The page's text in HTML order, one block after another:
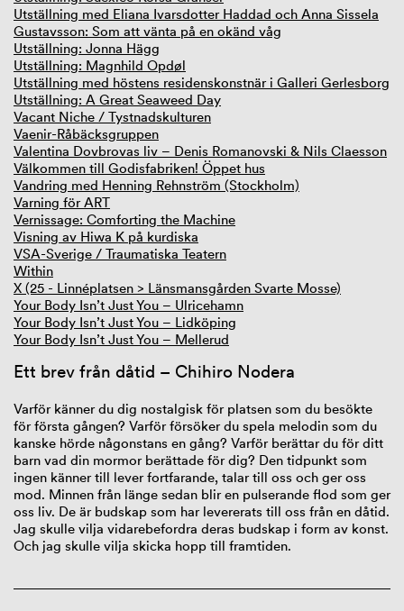
Utställning med Eliana Ivarsdotter Haddad och Anna Sissela
Gustavsson: Som att vänta på en okänd våg
Utställning: Jonna Hägg
Utställning: Magnhild Opdøl
Utställning med höstens residenskonstnär i Galleri Gerlesborg
Utställning: A Great Seaweed Day
Vacant Niche / Tystnadskulturen
Vaenir-Råbäcksgruppen
Valentina Dovbrovas liv – Denis Romanovski & Nils Claesson
Välkommen till Godisfabriken! Öppet hus
Vandring med Henning Rehnström (Stockholm)
Varning för ART
Vernissage: Comforting the Machine
Visning av Hiwa K på kurdiska
VSA-Sverige / Traumatiska Teatern
Within
X (25 - Linnéplatsen > Länsmansgården Svarte Mosse)
Your Body Isn’t Just You – Ulricehamn
Your Body Isn’t Just You – Lidköping
Your Body Isn’t Just You – Mellerud
Ett brev från dåtid – Chihiro Nodera
Varför känner du dig nostalgisk för platsen som du besökte
för första gången? Varför försöker du spela melodin som du
kanske hörde någonstans en gång? Varför berättar du för ditt
barn vad din mormor berättade för dig? Den tidpunkt som
ingen känner till lever fortfarande, talar till oss och ger oss
mod. Minnen från länge sedan blir en pulserande flod som ger
oss liv. De är budskap som har levererats till oss från en dåtid.
Jag skulle vilja vidarebefordra deras budskap i form av konst.
Och jag skulle vilja skicka hopp till framtiden.